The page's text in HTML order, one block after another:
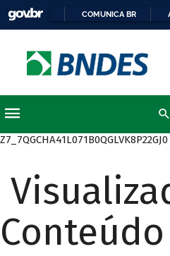
COMUNICA BR
Z7_7QGCHA41L071B0QGLVK8P22GJ0